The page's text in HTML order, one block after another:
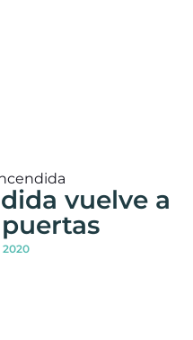
vuelve a
2020